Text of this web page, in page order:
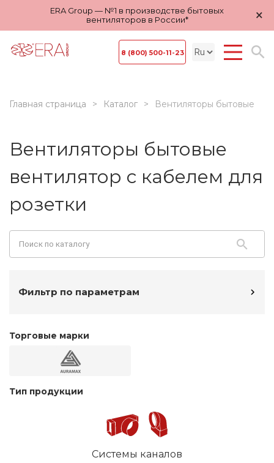
ERA Group — №1 в производстве бытовых
вентиляторов в России*
×
8 (800) 500-11-23
Главная страница Каталог Вентиляторы бытовые
Вентиляторы бытовые
вентилятор с кабелем для
розетки
Фильтр по параметрам
Торговые марки
Тип продукции
Системы каналов